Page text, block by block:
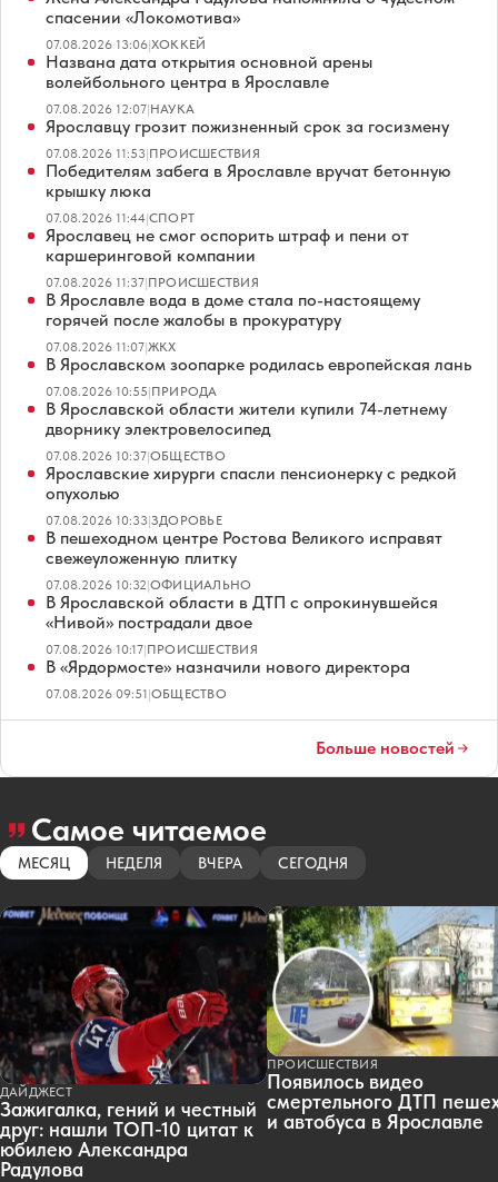
спасении «Локомотива»
07.08.2026 13:06|ХОККЕЙ
Названа дата открытия основной арены
волейбольного центра в Ярославле
07.08.2026 12:07|НАУКА
Ярославцу грозит пожизненный срок за госизмену
07.08.2026 11:53|ПРОИСШЕСТВИЯ
Победителям забега в Ярославле вручат бетонную
крышку люка
07.08.2026 11:44|СПОРТ
Ярославец не смог оспорить штраф и пени от
каршеринговой компании
07.08.2026 11:37|ПРОИСШЕСТВИЯ
В Ярославле вода в доме стала по-настоящему
горячей после жалобы в прокуратуру
07.08.2026 11:07|ЖКХ
В Ярославском зоопарке родилась европейская лань
07.08.2026 10:55|ПРИРОДА
В Ярославской области жители купили 74-летнему
дворнику электровелосипед
07.08.2026 10:37|ОБЩЕСТВО
Ярославские хирурги спасли пенсионерку с редкой
опухолью
07.08.2026 10:33|ЗДОРОВЬЕ
В пешеходном центре Ростова Великого исправят
свежеуложенную плитку
07.08.2026 10:32|ОФИЦИАЛЬНО
В Ярославской области в ДТП с опрокинувшейся
«Нивой» пострадали двое
07.08.2026 10:17|ПРОИСШЕСТВИЯ
В «Ярдормосте» назначили нового директора
07.08.2026 09:51|ОБЩЕСТВО
Больше новостей
Самое читаемое
МЕСЯЦ НЕДЕЛЯ ВЧЕРА СЕГОДНЯ
ДАЙДЖЕСТ
Зажигалка, гений и честный
друг: нашли ТОП-10 цитат к
юбилею Александра
Радулова
ПРОИСШЕСТВИЯ
Появилось видео
смертельного ДТП
и автобуса в Ярославле